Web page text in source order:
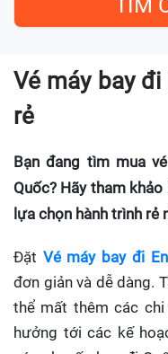
Vé máy bay đi
rẻ
Bạn đang tìm mua
Quốc? Hãy tham
lựa chọn hành trình rẻ
Đặt Vé máy bay đi
đơn giản và dễ dàng.
thể mất thêm các
hưởng tới các kế